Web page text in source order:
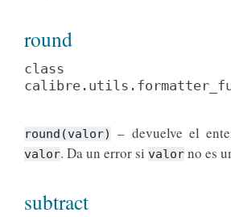
round
class
round(valor) – devuelve el
valor. Da un error si valor no es
subtract